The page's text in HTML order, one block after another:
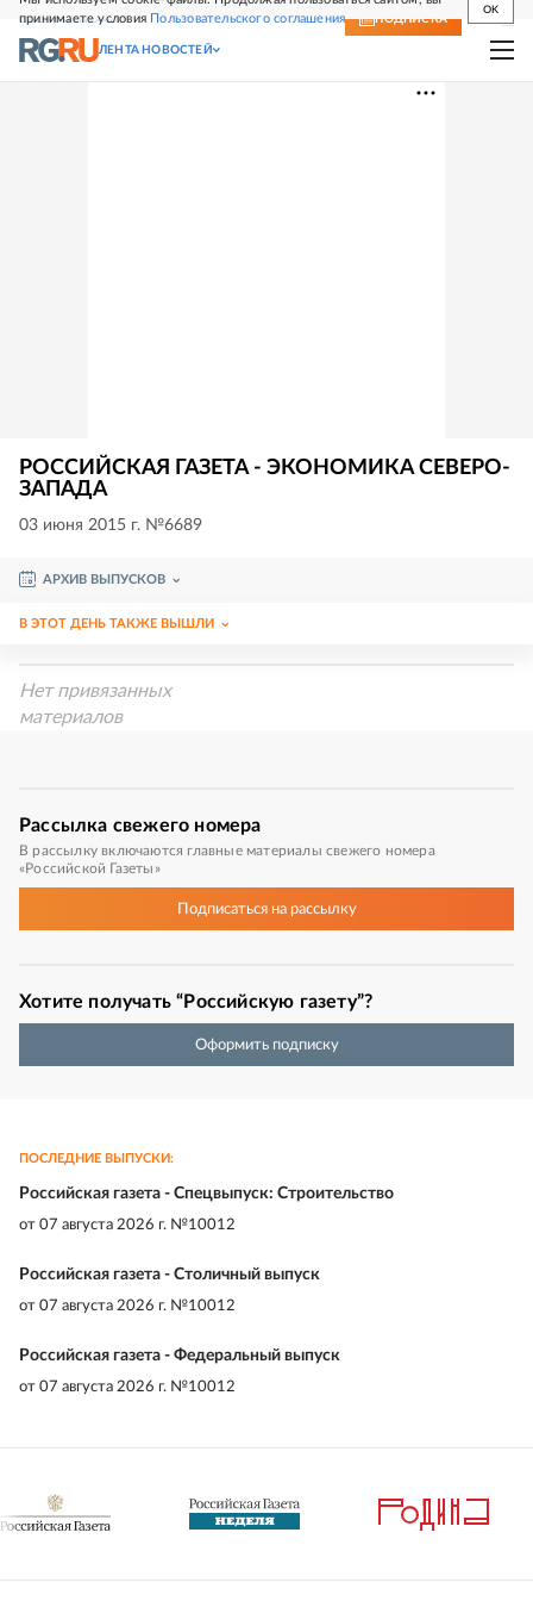
принимаете условия Пользовательского соглашения
OK
СВЕЖИЙ НОМЕР ПОДПИСКА
ЛЕНТА НОВОСТЕЙ
РОССИЙСКАЯ ГАЗЕТА - ЭКОНОМИКА СЕВЕРО-
ЗАПАДА
03 июня 2015 г. №6689
АРХИВ ВЫПУСКОВ
В ЭТОТ ДЕНЬ ТАКЖЕ ВЫШЛИ
Нет привязанных
материалов
Рассылка свежего номера
В рассылку включаются главные материалы свежего номера
«Российской Газеты»
Подписатьсяна рассылку
Хотите получать “Российскую газету”?
Оформить подписку
ПОСЛЕДНИЕ ВЫПУСКИ:
Российская газета - Спецвыпуск: Строительство
от 07 августа 2026 г. №10012
Российская газета - Столичный выпуск
от 07 августа 2026 г. №10012
Российская газета - Федеральный выпуск
от 07 августа 2026 г. №10012